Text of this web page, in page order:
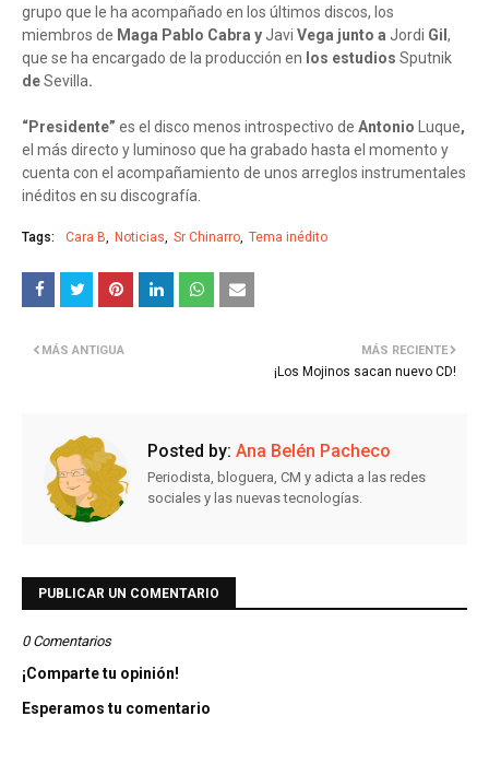
grupo que le ha acompañado en los últimos discos, los
miembros de Maga Pablo Cabra yJavi Vega junto a Jordi Gil ,
que se ha encargado de la producción en los estudios Sputnik
deSevilla.
“Presidente” es el disco menos introspectivo de Antonio Luque,
el más directo y luminoso que ha grabado hasta el momento y
cuenta con el acompañamiento de unos arreglos instrumentales
inéditos en su discografía.
Tags: Cara B Noticias Sr Chinarro Tema inédito
MÁS RECIENTE
¡Los Mojinos sacan nuevo CD!
MÁS ANTIGUA
Posted by: Ana Belén Pacheco
Periodista, bloguera, CM y adicta a las redes
sociales y las nuevas tecnologías.
PUBLICAR UN COMENTARIO
0 Comentarios
¡Comparte tu opinión!
Esperamos tu comentario